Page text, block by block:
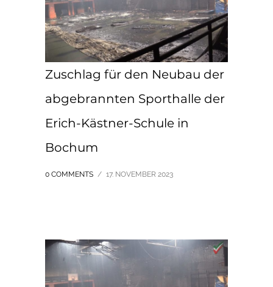
Zuschlag für den Neubau der
abgebrannten Sporthalle der
Erich-Kästner-Schule in
Bochum
0 COMMENTS / 17. NOVEMBER 2023